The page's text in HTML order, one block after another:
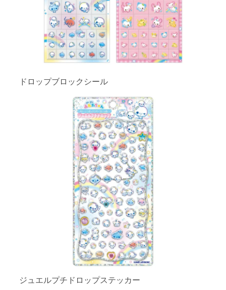
ドロップブロックシール
ジュエルプチドロップステッカー